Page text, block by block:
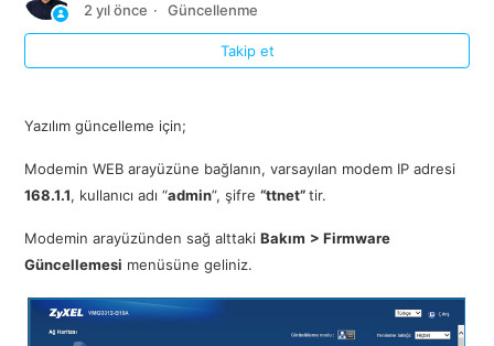
2 yıl önce Güncellenme
Takip et
Yazılım güncelleme için;
Modemin WEB arayüzüne bağlanın, varsayılan modem IP adresi
168.1.1, kullanıcı adı “admin”, şifre“ttnet”tir.
Modemin arayüzünden sağ alttakiBakım > Firmware
Güncellemesi menüsüne geliniz.